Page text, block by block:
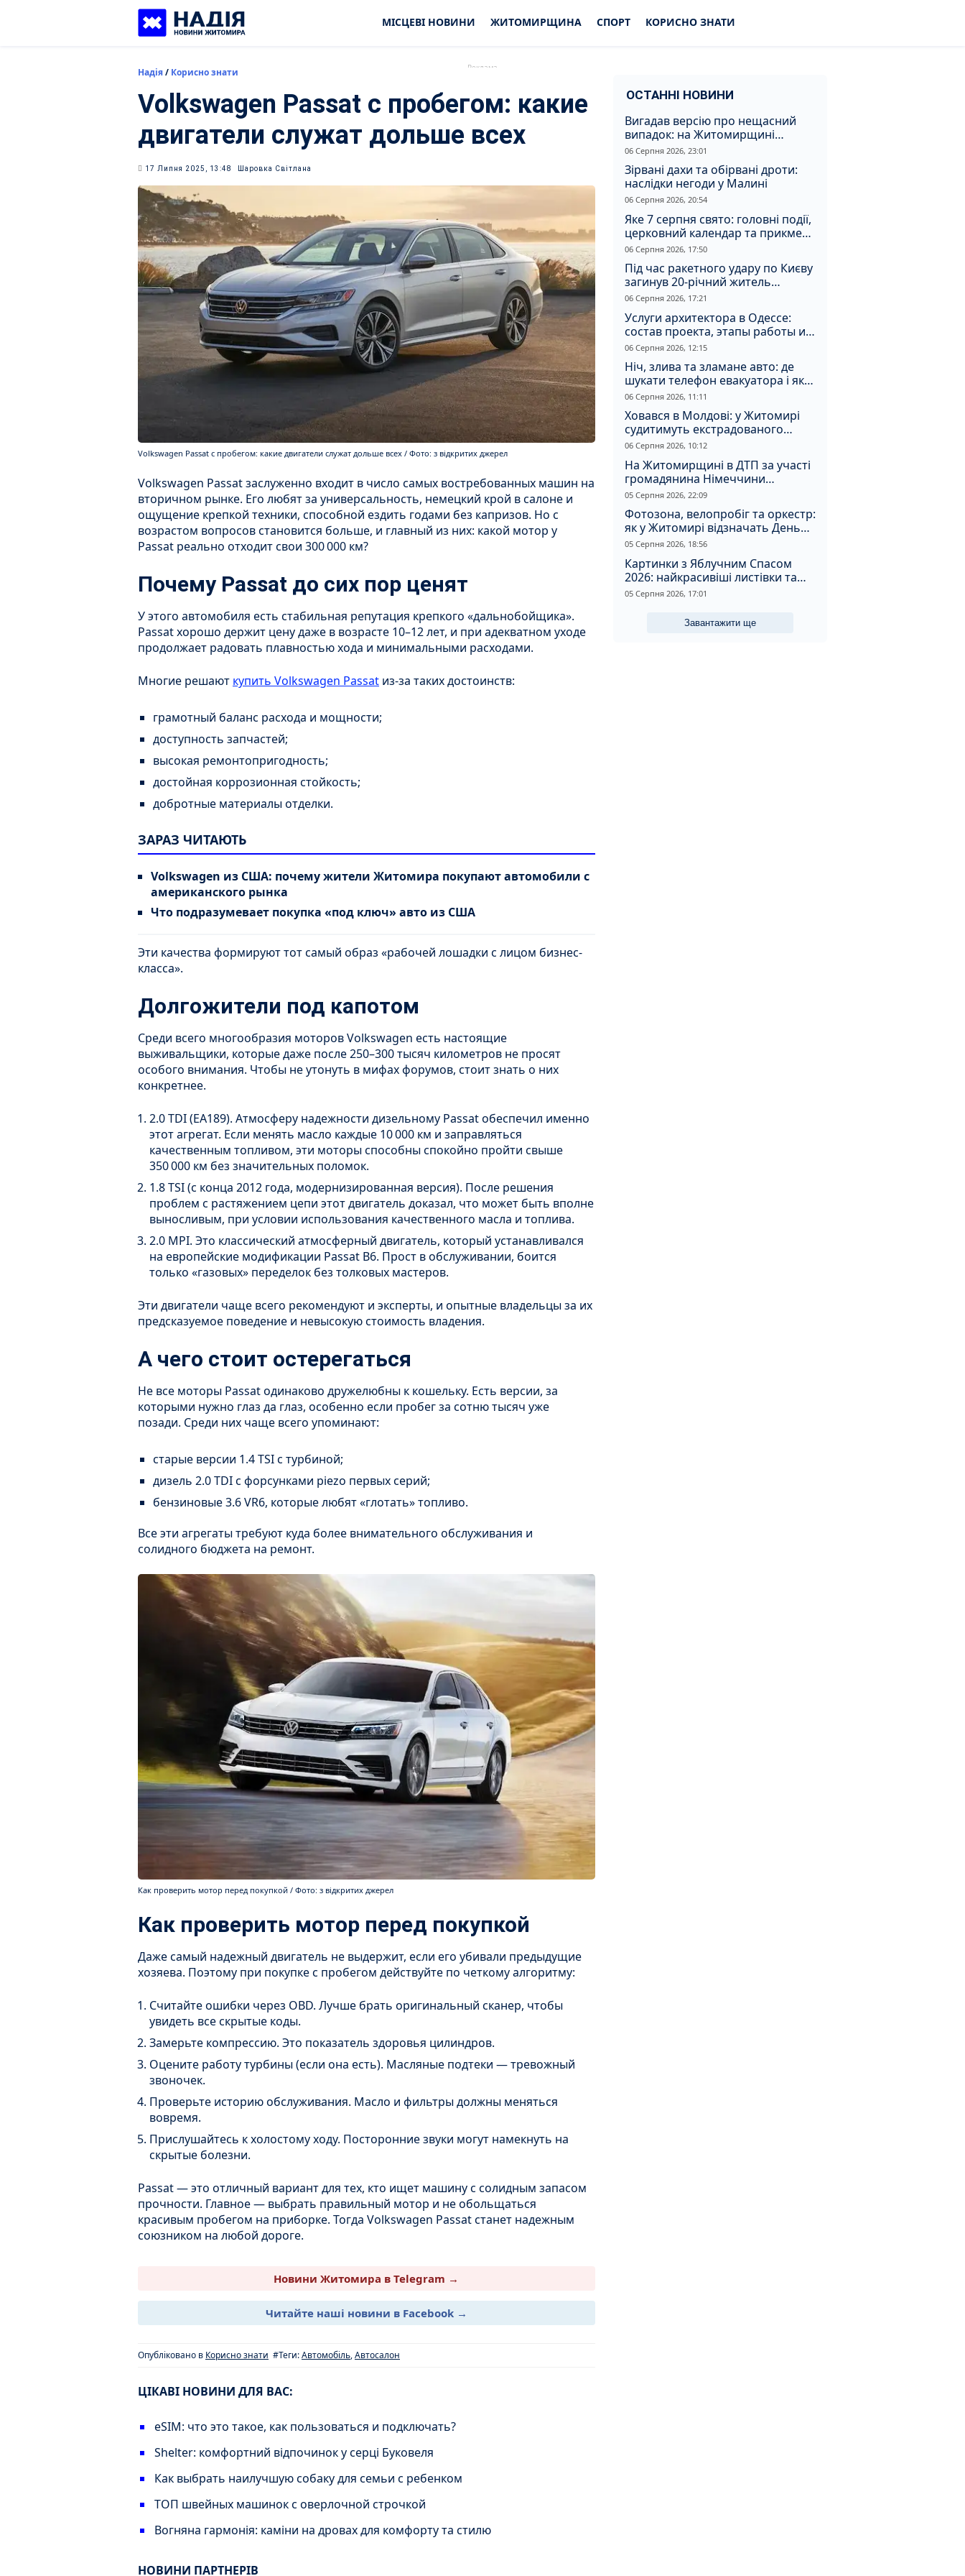
МІСЦЕВІ НОВИНИ ЖИТОМИРЩИНА СПОРТ КОРИСНО ЗНАТИ
Надія/ Корисно знати
Volkswagen Passat с пробегом: какие
двигатели служат дольше всех
17 Липня 2025, 13:48 Шаровка Світлана
Volkswagen Passat с пробегом: какие двигатели служат дольше всех / Фото: з відкритих джерел
Volkswagen Passat заслуженно входит в число самых востребованных машин на
вторичном рынке. Его любят за универсальность, немецкий крой в салоне и
ощущение крепкой техники, способной ездить годами без капризов. Но с
возрастом вопросов становится больше, и главный из них: какой мотор у
Passat реально отходит свои 300 000 км?
Почему Passat до сих пор ценят
У этого автомобиля есть стабильная репутация крепкого «дальнобойщика».
Passat хорошо держит цену даже в возрасте 10–12 лет, и при адекватном уходе
продолжает радовать плавностью хода и минимальными расходами.
Многие решают купить Volkswagen Passat из-за таких достоинств:
грамотный баланс расхода и мощности;
доступность запчастей;
высокая ремонтопригодность;
достойная коррозионная стойкость;
добротные материалы отделки.
ЗАРАЗ ЧИТАЮТЬ
Volkswagen из США: почему жители Житомира покупают автомобили с
американского рынка
Что подразумевает покупка «под ключ» авто из США
Эти качества формируют тот самый образ «рабочей лошадки с лицом бизнес-
класса».
Долгожители под капотом
Среди всего многообразия моторов Volkswagen есть настоящие
выживальщики, которые даже после 250–300 тысяч километров не просят
особого внимания. Чтобы не утонуть в мифах форумов, стоит знать о них
конкретнее.
2.0 TDI (EA189). Атмосферу надежности дизельному Passat обеспечил именно
этот агрегат. Если менять масло каждые 10 000 км и заправляться
качественным топливом, эти моторы способны спокойно пройти свыше
350 000 км без значительных поломок.
1.8 TSI (с конца 2012 года, модернизированная версия). После решения
проблем с растяжением цепи этот двигатель доказал, что может быть вполне
выносливым, при условии использования качественного масла и топлива.
2.0 MPI. Это классический атмосферный двигатель, который устанавливался
на европейские модификации Passat B6. Прост в обслуживании, боится
только «газовых» переделок без толковых мастеров.
Эти двигатели чаще всего рекомендуют и эксперты, и опытные владельцы за их
предсказуемое поведение и невысокую стоимость владения.
А чего стоит остерегаться
Не все моторы Passat одинаково дружелюбны к кошельку. Есть версии, за
которыми нужно глаз да глаз, особенно если пробег за сотню тысяч уже
позади. Среди них чаще всего упоминают:
старые версии 1.4 TSI с турбиной;
дизель 2.0 TDI с форсунками piezo первых серий;
бензиновые 3.6 VR6, которые любят «глотать» топливо.
Все эти агрегаты требуют куда более внимательного обслуживания и
солидного бюджета на ремонт.
Как проверить мотор перед покупкой / Фото: з відкритих джерел
Как проверить мотор перед покупкой
Даже самый надежный двигатель не выдержит, если его убивали предыдущие
хозяева. Поэтому при покупке с пробегом действуйте по четкому алгоритму:
Считайте ошибки через OBD. Лучше брать оригинальный сканер, чтобы
увидеть все скрытые коды.
Замерьте компрессию. Это показатель здоровья цилиндров.
Оцените работу турбины (если она есть). Масляные подтеки — тревожный
звоночек.
Проверьте историю обслуживания. Масло и фильтры должны меняться
вовремя.
Прислушайтесь к холостому ходу. Посторонние звуки могут намекнуть на
скрытые болезни.
Passat — это отличный вариант для тех, кто ищет машину с солидным запасом
прочности. Главное — выбрать правильный мотор и не обольщаться
красивым пробегом на приборке. Тогда Volkswagen Passat станет надежным
союзником на любой дороге.
Новини Житомира в Telegram →
Читайте наші новини в Facebook →
Опубліковано в Корисно знати #Теги:Автомобіль,Автосалон
ЦІКАВІ НОВИНИ ДЛЯ ВАС:
eSIM: что это такое, как пользоваться и подключать?
Shelter: комфортний відпочинок у серці Буковеля
Как выбрать наилучшую собаку для семьи с ребенком
ТОП швейных машинок с оверлочной строчкой
Вогняна гармонія: каміни на дровах для комфорту та стилю
НОВИНИ ПАРТНЕРІВ
ОСТАННІ НОВИНИ
Вигадав версію про нещасний
випадок: на Житомирщині
судитимуть чоловіка за вбивство
співмешканки
06 Серпня 2026, 23:01
Зірвані дахи та обірвані дроти:
наслідки негоди у Малині
06 Серпня 2026, 20:54
Яке 7 серпня свято: головні події,
церковний календар та прикмети
дня
06 Серпня 2026, 17:50
Під час ракетного удару по Києву
загинув 20-річний житель
Житомирщини
06 Серпня 2026, 17:21
Услуги архитектора в Одессе:
состав проекта, этапы работы и
стоимость
06 Серпня 2026, 12:15
Ніч, злива та зламане авто: де
шукати телефон евакуатора і як
не натрапити на аферистів
06 Серпня 2026, 11:11
Ховався в Молдові: у Житомирі
судитимуть екстрадованого
іноземця за сурогатний спирт і
06 Серпня 2026, 10:12
На Житомирщині в ДТП за участі
громадянина Німеччини
постраждали двоє людей
05 Серпня 2026, 22:09
Фотозона, велопробіг та оркестр:
як у Житомирі відзначать День
Прапора та День Незалежності
05 Серпня 2026, 18:56
Картинки з Яблучним Спасом
2026: найкрасивіші листівки та
щирі привітання зі святом
05 Серпня 2026, 17:01
Завантажити ще